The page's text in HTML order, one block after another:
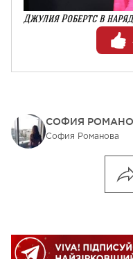
Джулия Робертс в
СОФИЯ
София Романова